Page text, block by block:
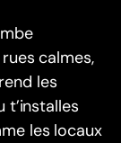
calmes,
les
t’installes
les locaux